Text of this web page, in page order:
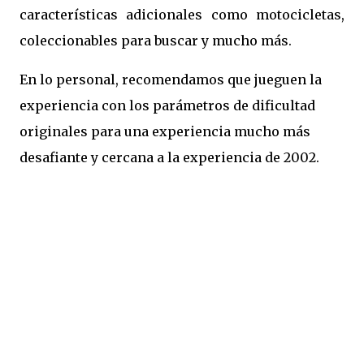
características adicionales como motocicletas,
coleccionables para buscar y mucho más.
En lo personal, recomendamos que jueguen la
experiencia con los parámetros de dificultad
originales para una experiencia mucho más
desafiante y cercana a la experiencia de 2002.